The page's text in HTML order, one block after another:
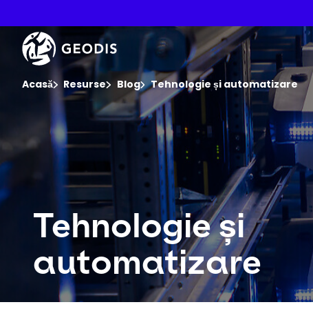
conținutul
principal
Acasă Resurse Blog Tehnologie și automatizare
Keepeek
Tehnologie și
automatizare